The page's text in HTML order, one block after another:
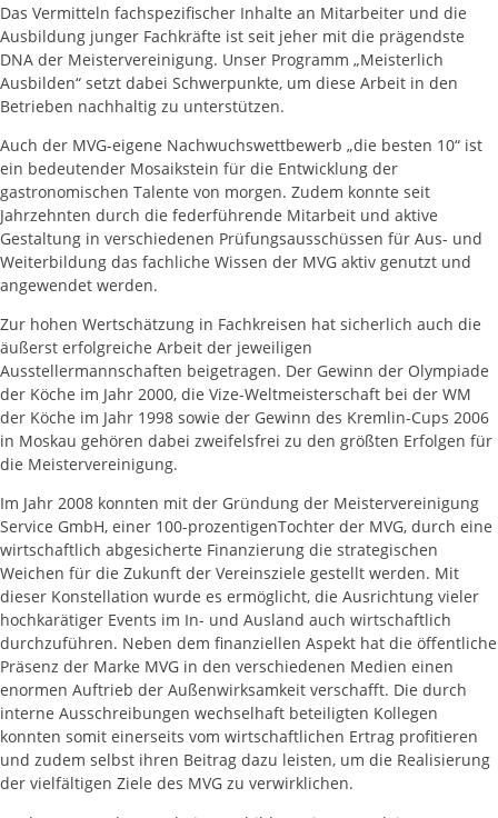
Das Vermitteln fachspezifischer Inhalte an Mitarbeiter und die
Ausbildung junger Fachkräfte ist seit jeher mit die prägendste
DNA der Meistervereinigung. Unser Programm „Meisterlich
Ausbilden“ setzt dabei Schwerpunkte, um diese Arbeit in den
Betrieben nachhaltig zu unterstützen.
Auch der MVG-eigene Nachwuchswettbewerb „die besten 10“ ist
ein bedeutender Mosaikstein für die Entwicklung der
gastronomischen Talente von morgen. Zudem konnte seit
Jahrzehnten durch die federführende Mitarbeit und aktive
Gestaltung in verschiedenen Prüfungsausschüssen für Aus- und
Weiterbildung das fachliche Wissen der MVG aktiv genutzt und
angewendet werden.
Zur hohen Wertschätzung in Fachkreisen hat sicherlich auch die
äußerst erfolgreiche Arbeit der jeweiligen
Ausstellermannschaften beigetragen. Der Gewinn der Olympiade
der Köche im Jahr 2000, die Vize-Weltmeisterschaft bei der WM
der Köche im Jahr 1998 sowie der Gewinn des Kremlin-Cups 2006
in Moskau gehören dabei zweifelsfrei zu den größten Erfolgen für
die Meistervereinigung.
Im Jahr 2008 konnten mit der Gründung der Meistervereinigung
Service GmbH, einer 100-prozentigenTochter der MVG, durch eine
wirtschaftlich abgesicherte Finanzierung die strategischen
Weichen für die Zukunft der Vereinsziele gestellt werden. Mit
dieser Konstellation wurde es ermöglicht, die Ausrichtung vieler
hochkarätiger Events im In- und Ausland auch wirtschaftlich
durchzuführen. Neben dem finanziellen Aspekt hat die öffentliche
Präsenz der Marke MVG in den verschiedenen Medien einen
enormen Auftrieb der Außenwirksamkeit verschafft. Die durch
interne Ausschreibungen wechselhaft beteiligten Kollegen
konnten somit einerseits vom wirtschaftlichen Ertrag profitieren
und zudem selbst ihren Beitrag dazu leisten, um die Realisierung
der vielfältigen Ziele des MVG zu verwirklichen.